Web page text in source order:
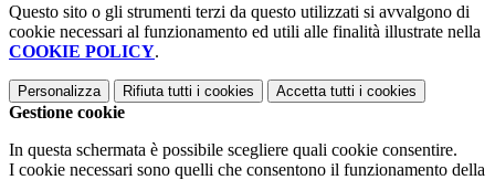
Questo sito o gli strumenti terzi da questo utilizzati si avvalgono di
cookie necessari al funzionamento ed utili alle finalità illustrate nella
COOKIE POLICY.
Personalizza Rifiuta tutti i cookies Accetta tutti i cookies
Gestione cookie
In questa schermata è possibile scegliere quali cookie consentire.
I cookie necessari sono quelli che consentono il funzionamento della